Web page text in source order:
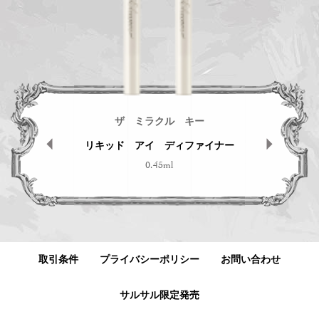
ラシ
ザ ミラクル キー
リキッド アイ ディファイナー
0.45ml
リ
取引条件 プライバシーポリシー お問い合わせ
サルサル限定発売